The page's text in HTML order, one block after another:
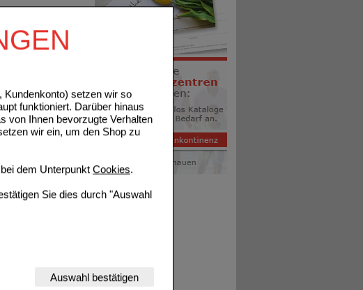
Kundenkonto) setzen wir so
funktioniert. Darüber hinaus
von Ihnen bevorzugte Verhalten
wir ein, um den Shop zu
bei dem Unterpunkt Cookies.
Sie dies durch "Auswahl
unserer Website
verzichtet werden kann.
Auswahl bestätigen